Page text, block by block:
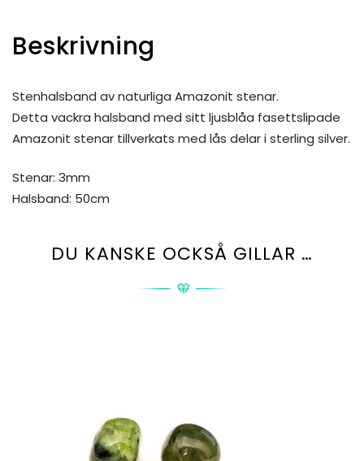
Beskrivning
Stenhalsband av naturliga Amazonit stenar.
Detta vackra halsband med sitt ljusblåa fasettslipade
Amazonit stenar tillverkats med lås delar i sterling silver.
Stenar: 3mm
Halsband: 50cm
DU KANSKE OCKSÅ GILLAR …